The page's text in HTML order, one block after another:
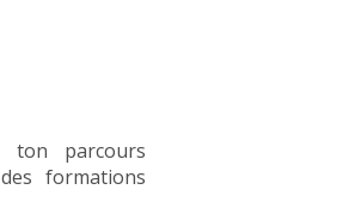
ton parcours
formations